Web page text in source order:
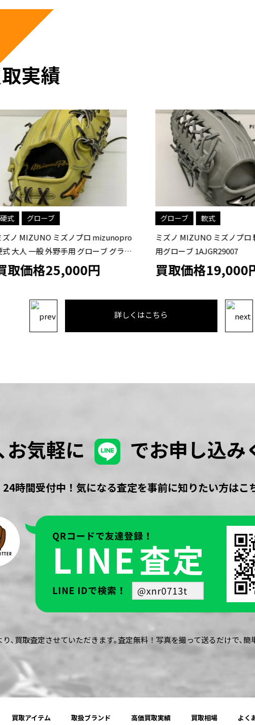
実績
硬式 グローブ
ズノ MIZUNO ミズノプロ mizunopro
式 大人 一般 外野手用 グローブ グラブ
投げ オーダー 中古品 野球
取価格25,000円
グローブ 軟式
ミズノ MIZUNO ミズノプロ
用グローブ 1AJGR29007
買取価格19,000
詳しくはこちら
お気軽に でお申し込み
24時間受付中！気になる査定を事前に知りたい方はこ
り､買取査定させていただきます｡査定無料！写真を撮って送るだけで､簡
買取アイテム 取扱ブランド 高価買取実績 買取相場 よく